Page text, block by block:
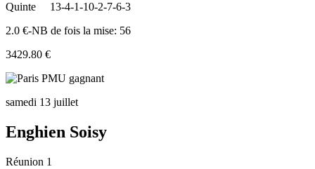
Quinte
13-4-1-10-2-7-6-3
2.0 €-NB de fois la mise: 56
3429.80 €
samedi 13 juillet
Enghien Soisy
Réunion 1